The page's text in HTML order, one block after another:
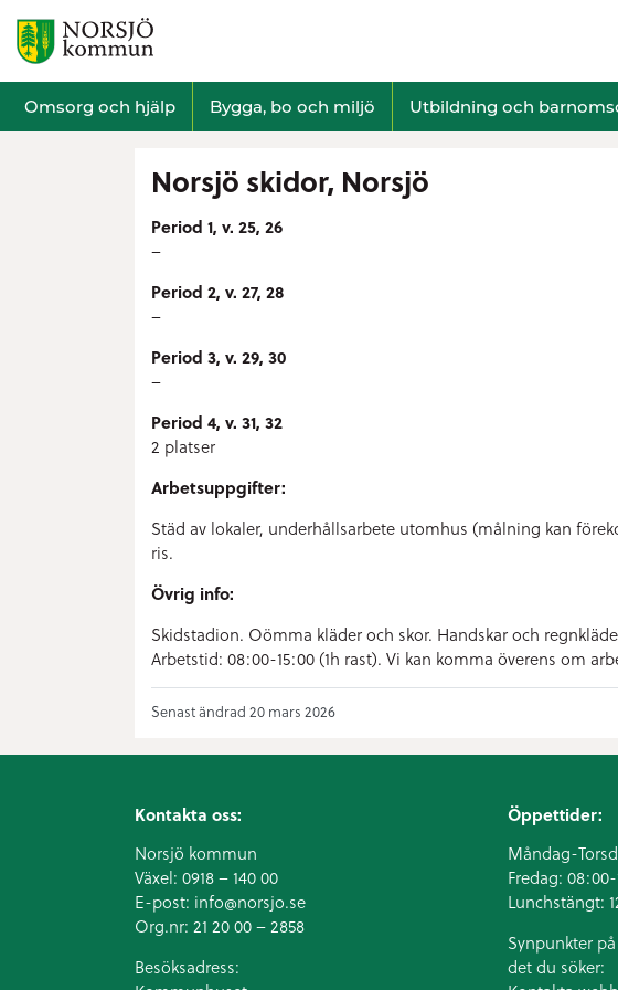
Omsorg och hjälp Bygga, bo och miljö Utbildning och
Norsjö skidor, Norsjö
Period 1, v. 25, 26
–
Period 2, v. 27, 28
–
Period 3, v. 29, 30
–
Period 4, v. 31, 32
2 platser
Arbetsuppgifter:
Städ av lokaler, underhållsarbete utomhus (målning kan
ris.
Övrig info:
Skidstadion. Oömma kläder och skor. Handskar och
Arbetstid: 08:00-15:00 (1h rast). Vi kan komma överens om
Senast ändrad 20 mars 2026
Kontakta oss:
Norsjö kommun
Växel: 0918 – 140 00
E-post: info@norsjo.se
Org.nr: 21 20 00 – 2858
Besöksadress:
Öppettider:
Måndag-
Fredag:
Lunchstängt:
Synpunkter
det du söker: